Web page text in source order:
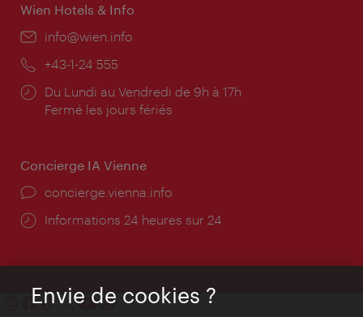
Wien Hotels & Info
E-
info@wien.info
Téléphone:
+43-1-24 555
Horaires
d'ouverture:
Du Lundi au Vendredi de 9h à 17h
Fermé les jours fériés
Concierge IA Vienne
Ort:
concierge.vienna.info
Öffnungszeiten:
Informations 24 heures sur 24
Envie de cookies ?